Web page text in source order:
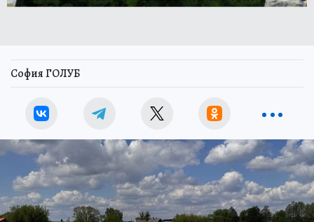
София ГОЛУБ